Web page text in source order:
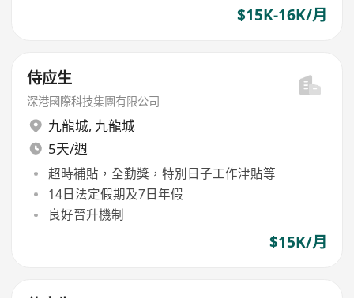
$15K-16K/月
侍应生
深港國際科技集團有限公司
九龍城, 九龍城
5天/週
超時補貼，全勤獎，特別日子工作津貼等
14日法定假期及7日年假
良好晉升機制
$15K/月